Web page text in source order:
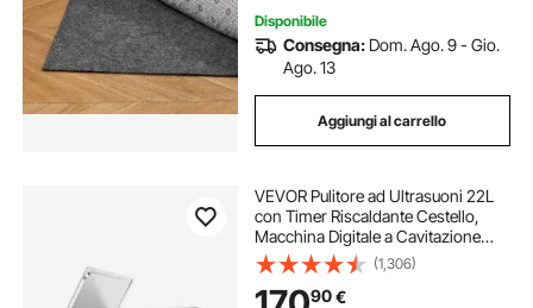
Disponibile
Consegna: Dom. Ago. 9 - Gio.
Ago. 13
Aggiungi al carrello
VEVOR Pulitore ad Ultrasuoni 22L
con Timer Riscaldante Cestello,
Macchina Digitale a Cavitazione
Sonica, Pulitrice Ultrasuoni 480 W
per Strumenti di Orologi, Occhiali,
Monete, Utensili Metallici
(1,306)
90€